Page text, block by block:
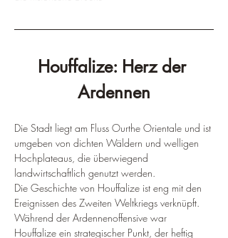
Houffalize: Herz der
Ardennen
Die Stadt liegt am Fluss Ourthe Orientale und ist
umgeben von dichten Wäldern und welligen
Hochplateaus, die überwiegend
landwirtschaftlich genutzt werden.
Die Geschichte von Houffalize ist eng mit den
Ereignissen des Zweiten Weltkriegs verknüpft.
Während der Ardennenoffensive war
Houffalize ein strategischer Punkt, der heftig